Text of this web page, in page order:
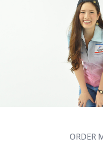
ORDER